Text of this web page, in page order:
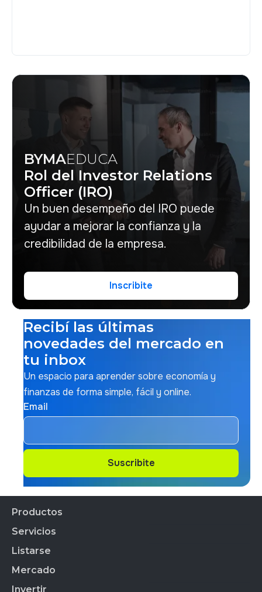
BYMAEDUCA
Rol del Investor Relations
Officer (IRO)
Un buen desempeño del IRO puede
ayudar a mejorar la confianza y la
credibilidad de la empresa.
Inscribite
Recibí las últimas
novedades del mercado en
tu inbox
Un espacio para aprender sobre economía y
finanzas de forma simple, fácil y online.
Email
Suscribite
Productos
Productos Financieros
CEDEARs
Cauci´ón
Servicios
Todos los servicios
Listarse
Empresas Listadas
Índice de Sustentabilidad
Mercado
Invertir